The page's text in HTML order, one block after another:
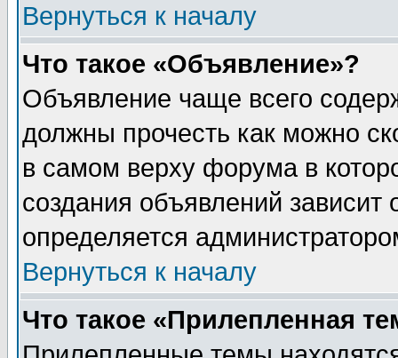
Вернуться к началу
Что такое «Объявление»?
Объявление чаще всего
должны прочесть как можно
в самом верху форума в
создания объявлений зависит
определяется
Вернуться к началу
Что такое «Прилепленная